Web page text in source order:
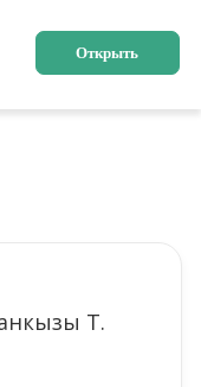
Открыть
Регистрация
Т.